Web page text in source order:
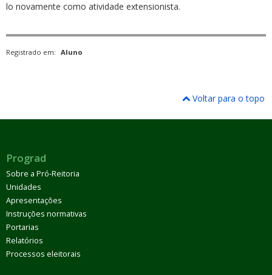
lo novamente como atividade extensionista.
Registrado em: Aluno
Voltar para o topo
Prograd
Sobre a Pró-Reitoria
Unidades
Apresentações
Instruções normativas
Portarias
Relatórios
Processos eleitorais